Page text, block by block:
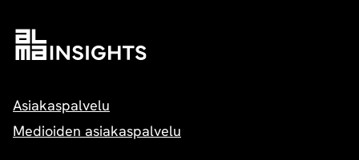
Asiakaspalvelu
Medioiden asiakaspalvelu